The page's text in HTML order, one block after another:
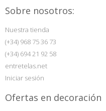
Sobre nosotros:
Nuestra tienda
(+34) 968 75 36 73
(+34) 694 21 92 58
entretelas.net
Iniciar sesión
Ofertas en decoración